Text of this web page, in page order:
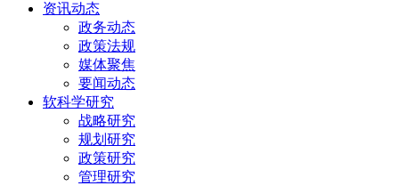
资讯动态
政务动态
政策法规
媒体聚焦
要闻动态
软科学研究
战略研究
规划研究
政策研究
管理研究